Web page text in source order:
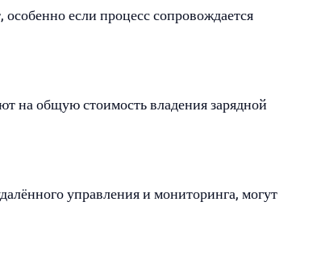
если процесс сопровождается
на общую стоимость владения зарядной
управления и мониторинга, могут